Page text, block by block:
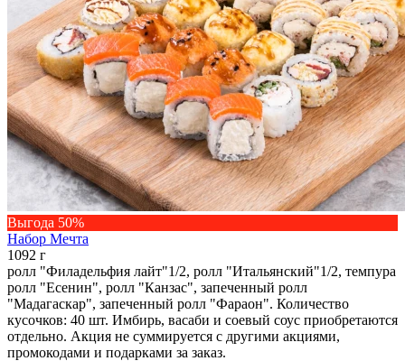
Выгода 50%
Набор Мечта
1092 г
ролл "Филадельфия лайт"1/2, ролл "Итальянский"1/2, темпура
ролл "Есенин", ролл "Канзас", запеченный ролл
"Мадагаскар", запеченный ролл "Фараон". Количество
кусочков: 40 шт. Имбирь, васаби и соевый соус приобретаются
отдельно. Акция не суммируется с другими акциями,
промокодами и подарками за заказ.